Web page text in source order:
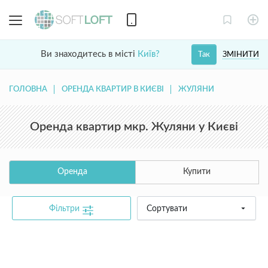
Ви знаходитесь в місті Київ? ЗМІНИТИ
Так
ГОЛОВНА ОРЕНДА КВАРТИР В КИЄВІ ЖУЛЯНИ
Оренда квартир мкр. Жуляни у Києві
Оренда Купити
Фільтри Сортувати